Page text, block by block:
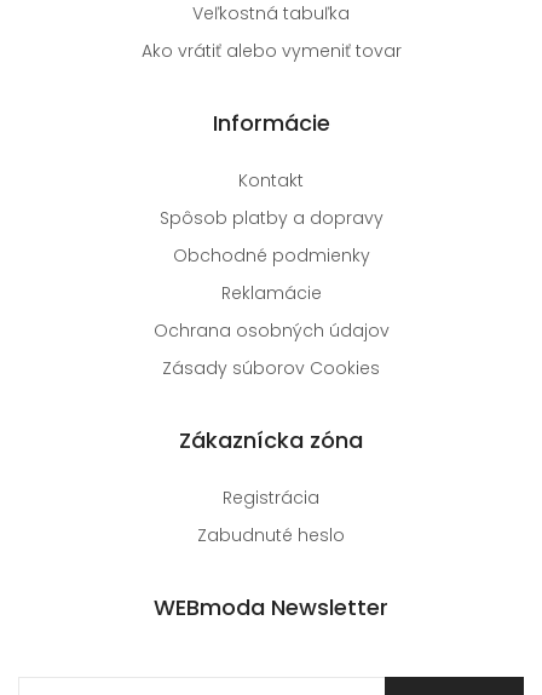
Veľkostná tabuľka
Ako vrátiť alebo vymeniť tovar
Informácie
Kontakt
Spôsob platby a dopravy
Obchodné podmienky
Reklamácie
Ochrana osobných údajov
Zásady súborov Cookies
Zákaznícka zóna
Registrácia
Zabudnuté heslo
WEBmoda Newsletter